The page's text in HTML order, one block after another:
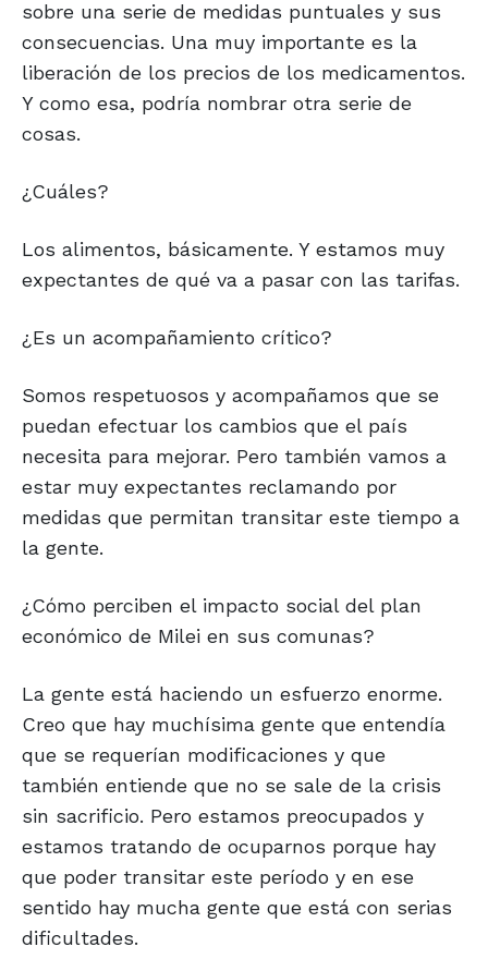
sobre una serie de medidas puntuales y sus
consecuencias. Una muy importante es la
liberación de los precios de los medicamentos.
Y como esa, podría nombrar otra serie de
cosas.
¿Cuáles?
Los alimentos, básicamente. Y estamos muy
expectantes de qué va a pasar con las tarifas.
¿Es un acompañamiento crítico?
Somos respetuosos y acompañamos que se
puedan efectuar los cambios que el país
necesita para mejorar. Pero también vamos a
estar muy expectantes reclamando por
medidas que permitan transitar este tiempo a
la gente.
¿Cómo perciben el impacto social del plan
económico de Milei en sus comunas?
La gente está haciendo un esfuerzo enorme.
Creo que hay muchísima gente que entendía
que se requerían modificaciones y que
también entiende que no se sale de la crisis
sin sacrificio. Pero estamos preocupados y
estamos tratando de ocuparnos porque hay
que poder transitar este período y en ese
sentido hay mucha gente que está con serias
dificultades.